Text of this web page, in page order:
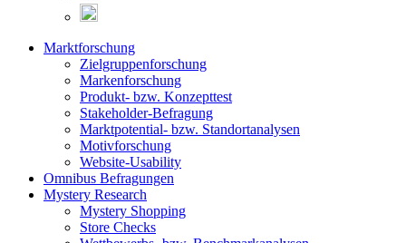
Marktforschung
Zielgruppenforschung
Markenforschung
Produkt- bzw. Konzepttest
Stakeholder-Befragung
Marktpotential- bzw. Standortanalysen
Motivforschung
Website-Usability
Omnibus Befragungen
Mystery Research
Mystery Shopping
Store Checks